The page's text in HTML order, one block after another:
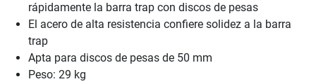
rápidamente la barra trap con discos de pesas
El acero de alta resistencia confiere solidez a la barra
trap
Apta para discos de pesas de 50 mm
Peso: 29 kg